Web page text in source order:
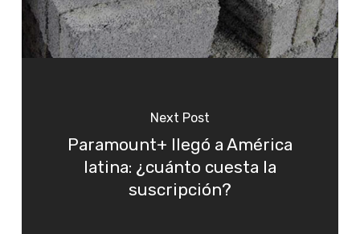
Next Post
Paramount+ llegó a América
latina: ¿cuánto cuesta la
suscripción?